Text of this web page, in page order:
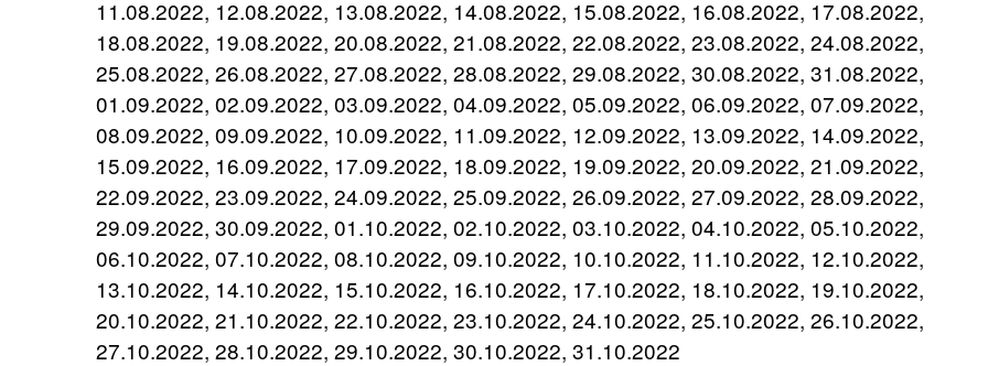
11.08.2022, 12.08.2022, 13.08.2022, 14.08.2022, 15.08.2022, 16.08.2022, 17.08.2022,
18.08.2022, 19.08.2022, 20.08.2022, 21.08.2022, 22.08.2022, 23.08.2022, 24.08.2022,
25.08.2022, 26.08.2022, 27.08.2022, 28.08.2022, 29.08.2022, 30.08.2022, 31.08.2022,
01.09.2022, 02.09.2022, 03.09.2022, 04.09.2022, 05.09.2022, 06.09.2022, 07.09.2022,
08.09.2022, 09.09.2022, 10.09.2022, 11.09.2022, 12.09.2022, 13.09.2022, 14.09.2022,
15.09.2022, 16.09.2022, 17.09.2022, 18.09.2022, 19.09.2022, 20.09.2022, 21.09.2022,
22.09.2022, 23.09.2022, 24.09.2022, 25.09.2022, 26.09.2022, 27.09.2022, 28.09.2022,
29.09.2022, 30.09.2022, 01.10.2022, 02.10.2022, 03.10.2022, 04.10.2022, 05.10.2022,
06.10.2022, 07.10.2022, 08.10.2022, 09.10.2022, 10.10.2022, 11.10.2022, 12.10.2022,
13.10.2022, 14.10.2022, 15.10.2022, 16.10.2022, 17.10.2022, 18.10.2022, 19.10.2022,
20.10.2022, 21.10.2022, 22.10.2022, 23.10.2022, 24.10.2022, 25.10.2022, 26.10.2022,
27.10.2022, 28.10.2022, 29.10.2022, 30.10.2022, 31.10.2022